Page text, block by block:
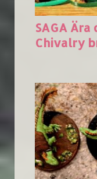
SAGA
Chivalry